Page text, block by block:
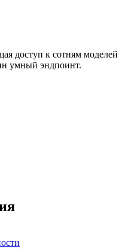
доступ к сотням моделей
умный эндпоинт.